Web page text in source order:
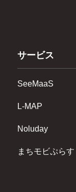
サービス
SeeMaaS
L-MAP
Noluday
まちモビぷらす